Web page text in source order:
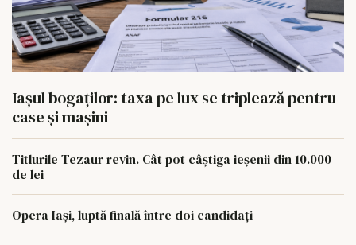
Iașul bogaților: taxa pe lux se triplează pentru
case și mașini
Titlurile Tezaur revin. Cât pot câștiga ieșenii din 10.000
de lei
Opera Iași, luptă finală între doi candidați